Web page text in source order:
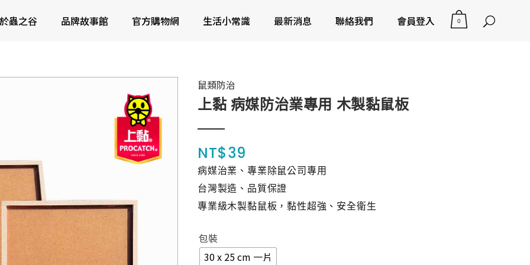
0
蟲之谷 品牌故事館 官方購物網 生活小常識 最新消息 聯絡我們 會員登入
鼠類防治
上黏 病媒防治業專用 木製黏鼠板
NT$39
病媒治業、專業除鼠公司專用
台灣製造、品質保證
專業級木製黏鼠板，黏性超強、安全衛生
包裝
30 x 25 cm 一片